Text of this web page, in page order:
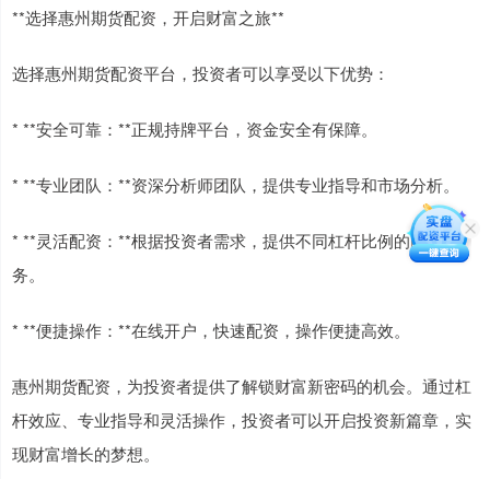
**选择惠州期货配资，开启财富之旅**
选择惠州期货配资平台，投资者可以享受以下优势：
* **安全可靠：**正规持牌平台，资金安全有保障。
* **专业团队：**资深分析师团队，提供专业指导和市场分析。
* **灵活配资：**根据投资者需求，提供不同杠杆比例的配资服
务。
* **便捷操作：**在线开户，快速配资，操作便捷高效。
惠州期货配资，为投资者提供了解锁财富新密码的机会。通过杠
杆效应、专业指导和灵活操作，投资者可以开启投资新篇章，实
现财富增长的梦想。